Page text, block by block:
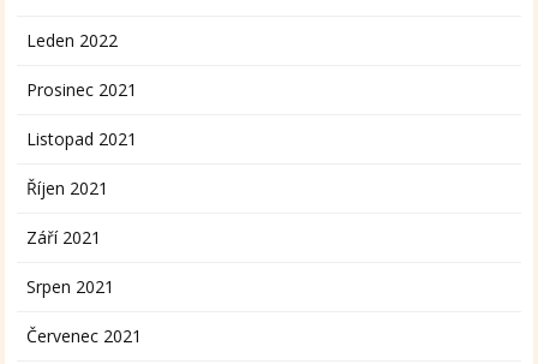
Leden 2022
Prosinec 2021
Listopad 2021
Říjen 2021
Září 2021
Srpen 2021
Červenec 2021